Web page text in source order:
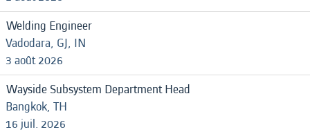
Welding Engineer
Vadodara, GJ, IN
3 août 2026
Wayside Subsystem Department Head
Bangkok, TH
16 juil. 2026